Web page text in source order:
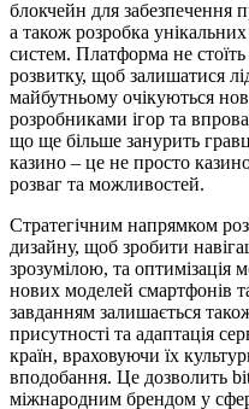
блокчейн для забезпечення
а також розробка
систем. Платформа не
розвитку, щоб залишатися
майбутньому очікуються
розробниками ігор та
що ще більше занурить
казино – це не просто
розваг та можливостей.
Стратегічним напрямком
дизайну, щоб зробити
зрозумілою, та оптимізація
нових моделей смартфонів
завданням залишається
присутності та адаптація
країн, враховуючи їх
вподобання. Це дозволить
міжнародним брендом у